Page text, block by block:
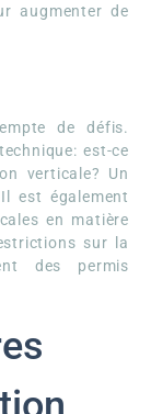
augmenter de
de défis.
est-ce
verticale? Un
est également
en matière
sur la
des permis